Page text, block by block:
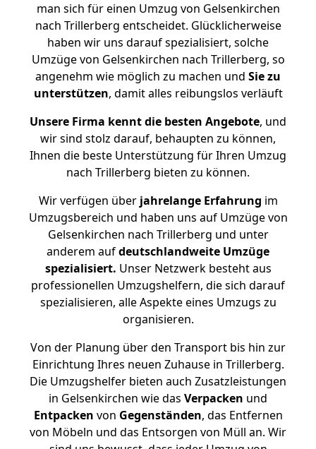
man sich für einen Umzug von Gelsenkirchen
nach Trillerberg entscheidet. Glücklicherweise
haben wir uns darauf spezialisiert, solche
Umzüge von Gelsenkirchen nach Trillerberg, so
angenehm wie möglich zu machen und Sie zu
unterstützen, damit alles reibungslos verläuft
Unsere Firma kennt die besten Angebote, und
wir sind stolz darauf, behaupten zu können,
Ihnen die beste Unterstützung für Ihren Umzug
nach Trillerberg bieten zu können.
Wir verfügen überjahrelange Erfahrung im
Umzugsbereich und haben uns auf Umzüge von
Gelsenkirchen nach Trillerberg und unter
anderem aufdeutschlandweite Umzüge
spezialisiert. Unser Netzwerk besteht aus
professionellen Umzugshelfern, die sich darauf
spezialisieren, alle Aspekte eines Umzugs zu
organisieren.
Von der Planung über den Transport bis hin zur
Einrichtung Ihres neuen Zuhause in Trillerberg.
Die Umzugshelfer bieten auch Zusatzleistungen
in Gelsenkirchen wie das Verpacken und
Entpacken von Gegenständen, das Entfernen
von Möbeln und das Entsorgen von Müll an. Wir